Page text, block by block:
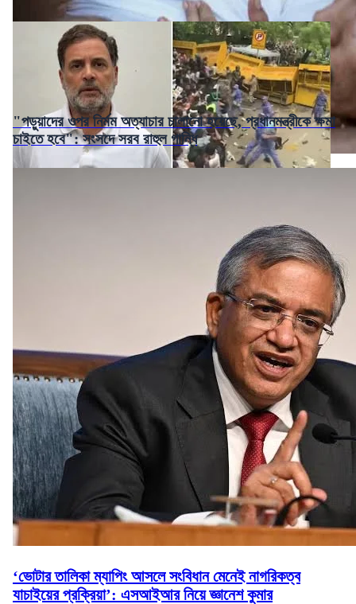
"পড়ুয়াদের ওপর নির্মম অত্যাচার চালানো হয়েছে, প্রধানমন্ত্রীকে ক্ষমা
চাইতে হবে": সংসদে সরব রাহুল গান্ধি
‘ভোটার তালিকা ম্যাপিং আসলে সংবিধান মেনেই নাগরিকত্ব
যাচাইয়ের প্রক্রিয়া’: এসআইআর নিয়ে জ্ঞানেশ কুমার